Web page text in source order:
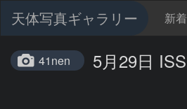
天体写真ギャラリー 新着
41nen 5月29日 ISS